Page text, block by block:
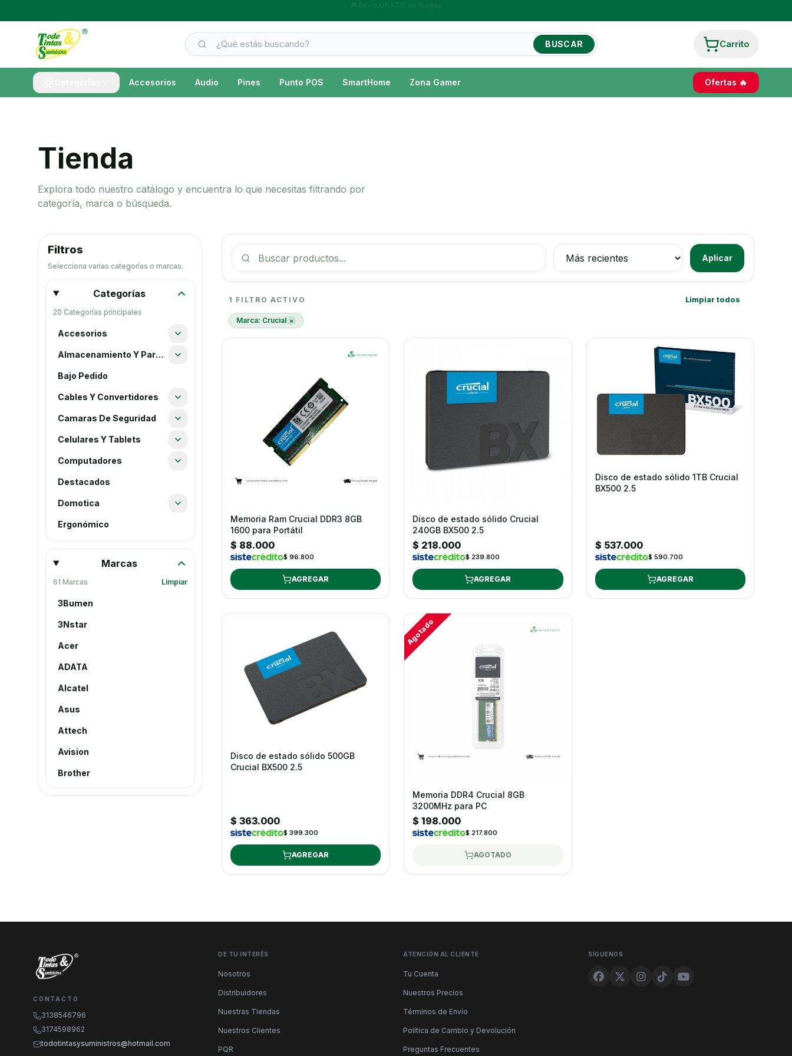
BUSCAR Carrito
Accesorios Audio Pines Punto POS SmartHome Zona Gamer Ofertas 🔥
Tienda
Explora todo nuestro catálogo y encuentra lo que necesitas filtrando por
categoría, marca o búsqueda.
Filtros
Selecciona varias categorías o marcas.
Categorías
20 Categorías principales
Accesorios
Almacenamiento Y Partes
Bajo Pedido
Cables Y Convertidores
Camaras De Seguridad
Celulares Y Tablets
Computadores
Destacados
Domotica
Ergonómico
Inteligencia Artificial - AI
Linea Corporativa
Ofertas
Pines
Punto POS
Redes Y WiFi
Software Y Antivirus
Televisores
Zona Gamer
Marcas
61 Marcas Limpiar
3Bumen
3Nstar
Acer
ADATA
Alcatel
Asus
Attech
Avision
Brother
El Cid
Ezviz
Genius
Gogle
Buscar productos Ordenar productos
Aplicar
5 resultados
1 FILTRO ACTIVO Limpiar todos
Marca: Crucial ×
Memoria Ram Crucial DDR3 8GB
1600 para Portátil
$ 88.000
$ 96.800
AGREGAR
Disco de estado sólido Crucial
240GB BX500 2.5
$ 218.000
$ 239.800
AGREGAR
Disco de estado sólido 1TB Crucial
BX500 2.5
$ 537.000
$ 590.700
AGREGAR
Disco de estado sólido 500GB
Crucial BX500 2.5
$ 363.000
$ 399.300
AGREGAR
Agotado
Memoria DDR4 Crucial 8GB
3200MHz para PC
$ 198.000
$ 217.800
AGOTADO
CONTACTO
3138546796
3174598962
todotintasysuministros@hotmail.com
DE TU INTERÉS
Nosotros
Distribuidores
Nuestras Tiendas
Nuestros Clientes
PQR
ATENCIÓN AL CLIENTE
Tu Cuenta
Nuestros Precios
Términos de Envío
Política de Cambio y Devolución
Preguntas Frecuentes
SÍGUENOS